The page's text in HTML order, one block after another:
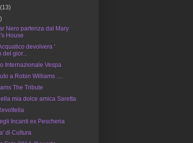
(13)
Nero partenza dal Mary
House
devolvera '
gior...
Internazionale Vespa
a Robin Williams ....
The Tribute
mia dolce amica Saretta
Incanti ex Pescheria
di Cultura